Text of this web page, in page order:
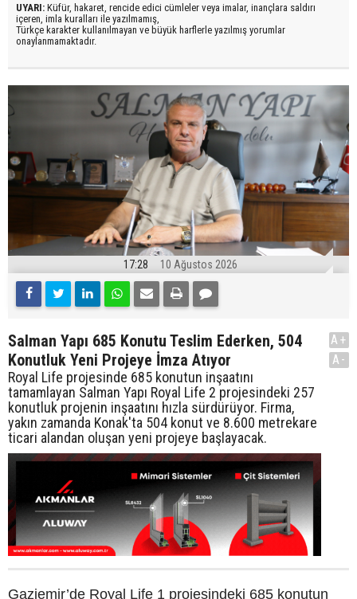
UYARI: Küfür, hakaret, rencide edici cümleler veya imalar, inançlara saldırı
içeren, imla kuralları ile yazılmamış,
Türkçe karakter kullanılmayan ve büyük harflerle yazılmış yorumlar
onaylanmamaktadır.
17:28 10 Ağustos 2026
Salman Yapı 685 Konutu Teslim Ederken, 504
Konutluk Yeni Projeye İmza Atıyor
Royal Life projesinde 685 konutun inşaatını
tamamlayan Salman Yapı Royal Life 2 projesindeki 257
konutluk projenin inşaatını hızla sürdürüyor. Firma,
yakın zamanda Konak'ta 504 konut ve 8.600 metrekare
ticari alandan oluşan yeni projeye başlayacak.
A+
A-
Gaziemir’de Royal Life 1 projesindeki 685 konutun